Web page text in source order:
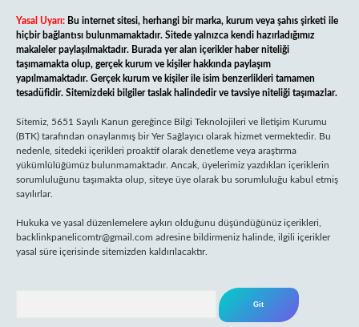
Yasal Uyarı: Bu internet sitesi, herhangi bir marka, kurum veya şahıs şirketi ile
hiçbir bağlantısı bulunmamaktadır. Sitede yalnızca kendi hazırladığımız
makaleler paylaşılmaktadır. Burada yer alan içerikler haber niteliği
taşımamakta olup, gerçek kurum ve kişiler hakkında paylaşım
yapılmamaktadır. Gerçek kurum ve kişiler ile isim benzerlikleri tamamen
tesadüfidir. Sitemizdeki bilgiler taslak halindedir ve tavsiye niteliği taşımazlar.
Sitemiz, 5651 Sayılı Kanun gereğince Bilgi Teknolojileri ve İletişim Kurumu
(BTK) tarafından onaylanmış bir Yer Sağlayıcı olarak hizmet vermektedir. Bu
nedenle, sitedeki içerikleri proaktif olarak denetleme veya araştırma
yükümlülüğümüz bulunmamaktadır. Ancak, üyelerimiz yazdıkları içeriklerin
sorumluluğunu taşımakta olup, siteye üye olarak bu sorumluluğu kabul etmiş
sayılırlar.
Hukuka ve yasal düzenlemelere aykırı olduğunu düşündüğünüz içerikleri,
backlinkpanelicomtr@gmail.com adresine bildirmeniz halinde, ilgili içerikler
yasal süre içerisinde sitemizden kaldırılacaktır.